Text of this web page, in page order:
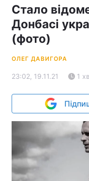
Стало
Донбасі
(фото)
ОЛЕГ ДАВИГОРА
23:02, 19.11.21 1